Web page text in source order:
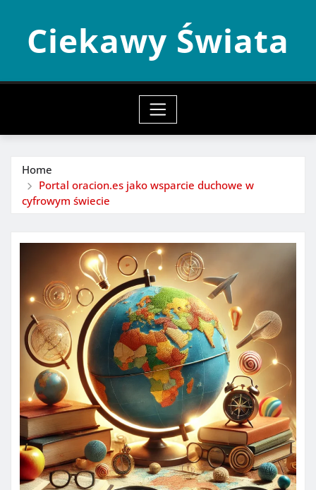
contentCiekawy Świata
Home
Portal oracion.es jako wsparcie duchowe w
cyfrowym świecie